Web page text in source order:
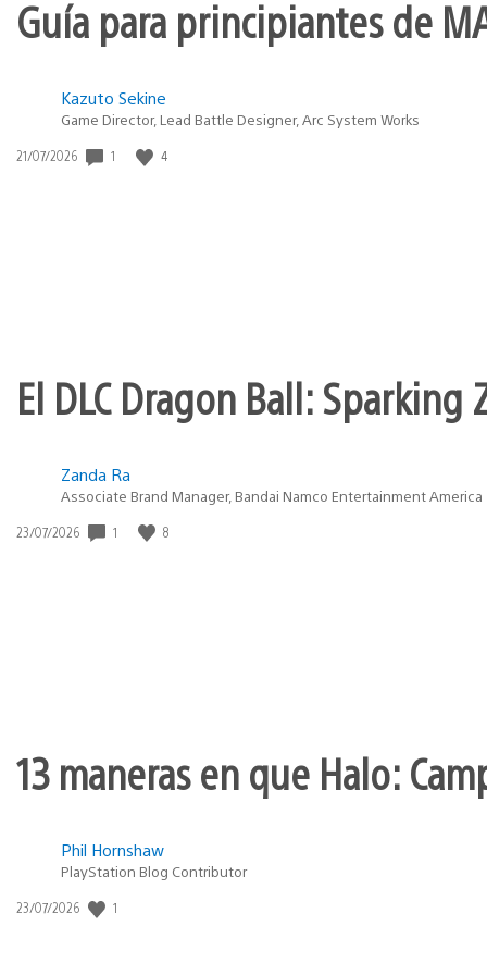
Guía para principiantes de
Kazuto Sekine
Game Director, Lead Battle Designer, Arc System Works
Fecha
21/07/2026 1 4
El DLC Dragon Ball:
Zanda Ra
Associate Brand Manager, Bandai Namco Entertainment America
Fecha
23/07/2026 1 8
13 maneras en que Halo:
Phil Hornshaw
PlayStation Blog Contributor
Fecha
23/07/2026 1